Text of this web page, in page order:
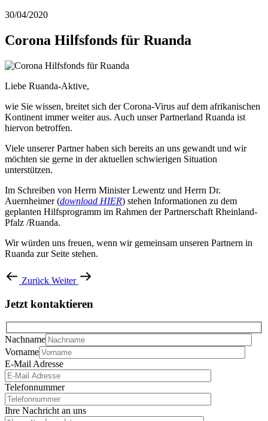
30/04/2020
Corona Hilfsfonds für Ruanda
Liebe Ruanda-Aktive,
wie Sie wissen, breitet sich der Corona-Virus auf dem afrikanischen
Kontinent immer weiter aus. Auch unser Partnerland Ruanda ist
hiervon betroffen.
Viele unserer Partner haben sich bereits an uns gewandt und wir
möchten sie gerne in der aktuellen schwierigen Situation
unterstützen.
Im Schreiben von Herrn Minister Lewentz und Herrn Dr.
Auernheimer (download HIER) stehen Informationen zu dem
geplanten Hilfsprogramm im Rahmen der Partnerschaft Rheinland-
Pfalz /Ruanda.
Wir würden uns freuen, wenn wir gemeinsam unseren Partnern in
Ruanda zur Seite stehen.
Zurück Weiter
Jetzt kontaktieren
Nachname
Vorname
E-Mail Adresse
Telefonnummer
Ihre Nachricht an uns